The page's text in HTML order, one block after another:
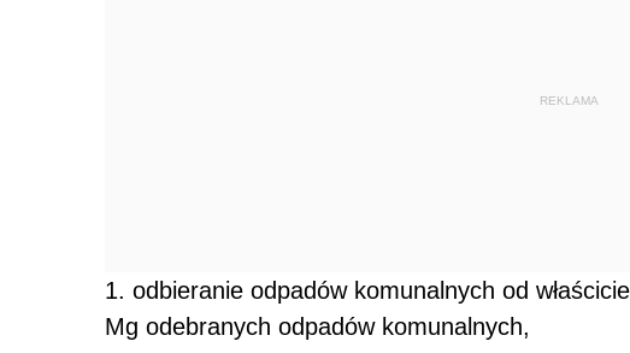
REKLAMA
1. odbieranie odpadów komunalnych od
Mg odebranych odpadów komunalnych,